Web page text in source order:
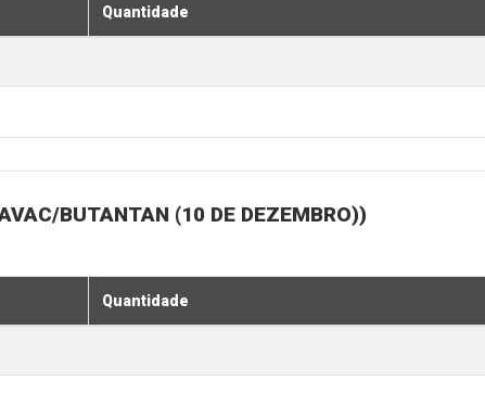
Quantidade
BUTANTAN (10 DE DEZEMBRO))
Quantidade